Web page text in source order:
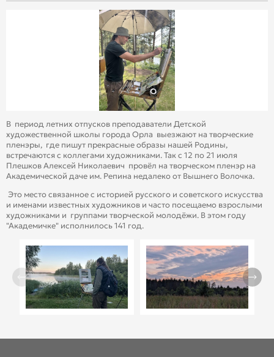
В период летних отпусков преподаватели Детской
художественной школы города Орла выезжают на творческие
пленэры, где пишут прекрасные образы нашей Родины,
встречаются с коллегами художниками. Так с 12 по 21 июля
Плешков Алексей Николаевич провёл на творческом пленэр на
Академической даче им. Репина недалеко от Вышнего Волочка.
Это место связанное с историей русского и советского искусства
и именами известных художников и часто посещаемо взрослыми
художниками и группами творческой молодёжи. В этом году
"Академичке" исполнилось 141 год.